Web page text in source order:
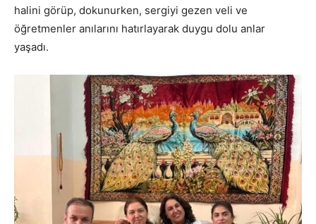
halini görüp, dokunurken, sergiyi gezen veli ve
öğretmenler anılarını hatırlayarak duygu dolu anlar
yaşadı.